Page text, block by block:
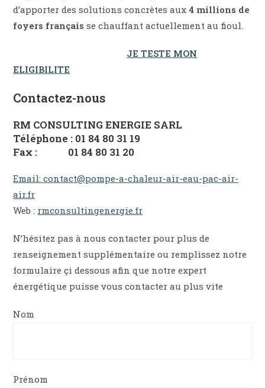
d’apporter des solutions concrètes aux4 millions de
foyers françaisse chauffant actuellement au fioul.
JE TESTE MON
ELIGIBILITE
Contactez-nous
RM CONSULTING ENERGIE SARL
Téléphone : 01 84 80 31 19
Fax : 01 84 80 31 20
Email: contact@pompe-a-chaleur-air-eau-pac-air-
air.fr
Web : rmconsultingenergie.fr
N’hésitez pas à nous contacter pour plus de
renseignement supplémentaire ou remplissez notre
formulaire çi dessous afin que notre expert
énergétique puisse vous contacter au plus vite
Nom
Prénom